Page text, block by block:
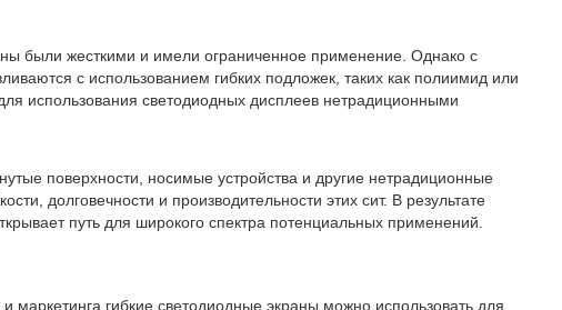
были жесткими и имели ограниченное применение. Однако с
с использованием гибких подложек, таких как полиимид или
использования светодиодных дисплеев нетрадиционными
поверхности, носимые устройства и другие нетрадиционные
долговечности и производительности этих сит. В результате
путь для широкого спектра потенциальных применений.
гибкие светодиодные экраны можно использовать для